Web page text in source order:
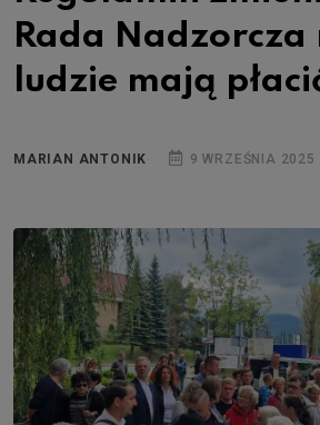
Rada Nadzorcza
ludzie mają
MARIAN ANTONIK 9 WRZEŚNIA 2025